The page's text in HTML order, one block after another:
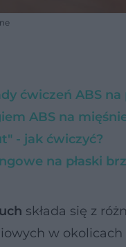
ćwiczeń ABS na
ABS na
- jak ćwiczyć?
na płaski
składa się z
w